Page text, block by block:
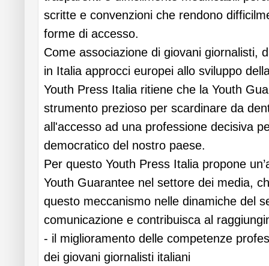
scritte e convenzioni che rendono
forme di accesso.
Come associazione di giovani giornalisti,
in Italia approcci europei allo sviluppo
Youth Press Italia ritiene che la Youth
strumento prezioso per scardinare da
all'accesso ad una professione decisiva
democratico del nostro paese.
Per questo Youth Press Italia propone
Youth Guarantee nel settore dei media,
questo meccanismo nelle dinamiche del
comunicazione e contribuisca al
- il miglioramento delle competenze
dei giovani giornalisti italiani